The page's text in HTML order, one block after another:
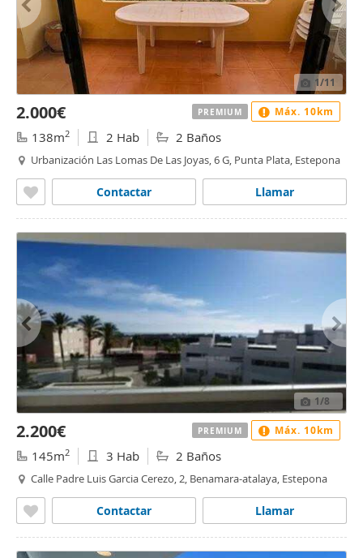
1/11
2.000€
138m2 2 Hab 2 Baños
Urbanización Las Lomas De Las Joyas, 6 G, Punta Plata, Estepona
Llamar
Contactar
PREMIUM Máx. 10km
1/8
2.200€
145m2 3 Hab 2 Baños
Calle Padre Luis Garcia Cerezo, 2, Benamara-atalaya, Estepona
Llamar
Contactar
PREMIUM Máx. 10km